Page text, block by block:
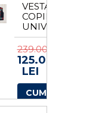
VESTA
COPII
UNIVERSALA
239.00
125.00
LEI
CUMPARA